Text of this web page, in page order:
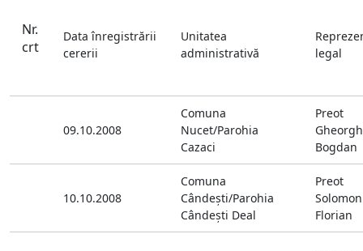
Nr.
crt
Data înregistrării
cererii
Unitatea
administrativă
legal
09.10.2008
Comuna
Nucet/Parohia
Cazaci
Preot
Bogdan
10.10.2008
Comuna
Cândeşti/Parohia
Cândeşti Deal
Preot
Solomon
Florian